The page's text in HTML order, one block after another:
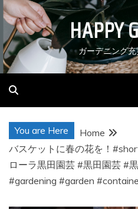
Skip
to
content
HAPPY
ガーデニング
You are Here
Home
バスケットに春の花を！
ローラ黒田園芸 #黒田園芸 #
#gardening #garden